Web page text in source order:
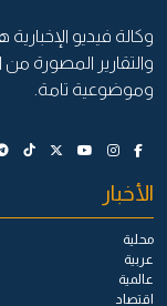
وكالة فيديو
والتقارير المصورة من
وموضوعية تامة.
الأخبار
محلية
عربية
عالمية
اقتصاد